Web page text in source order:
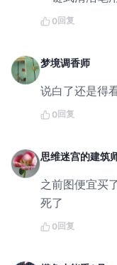
0回复
梦境调香师
说白了还是得
0回复
思维迷宫的建筑
之前图便宜买
死了
0回复